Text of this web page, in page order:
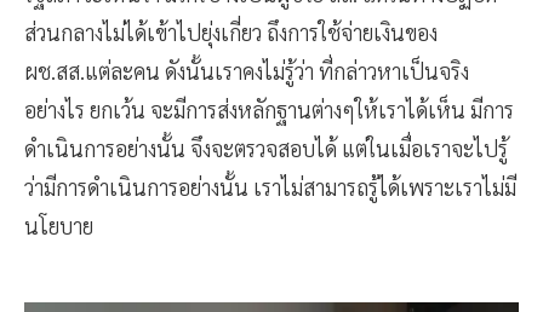
ส่วนกลางไม่ได้เข้าไปยุ่งเกี่ยว ถึงการใช้จ่ายเงินของ
ผช.สส.แต่ละคน ดังนั้นเราคงไม่รู้ว่า ที่กล่าวหาเป็นจริง
อย่างไร ยกเว้น จะมีการส่งหลักฐานต่างๆให้เราได้เห็น มีการ
ดำเนินการอย่างนั้น จึงจะตรวจสอบได้ แต่ในเมื่อเราจะไปรู้
ว่ามีการดำเนินการอย่างนั้น เราไม่สามารถรู้ได้เพราะเราไม่มี
นโยบาย